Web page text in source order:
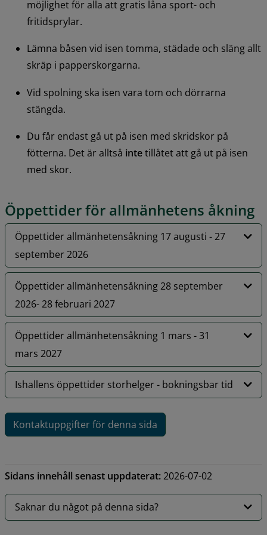
möjlighet för alla att gratis låna sport- och
fritidsprylar.
Lämna båsen vid isen tomma, städade och släng allt
skräp i papperskorgarna.
Vid spolning ska isen vara tom och dörrarna
stängda.
Du får endast gå ut på isen med skridskor på
fötterna. Det är alltså inte tillåtet att gå ut på isen
med skor.
Öppettider för allmänhetens åkning
Öppettider allmänhetensåkning 17 augusti - 27
september 2026
Öppettider allmänhetensåkning 28 september
2026- 28 februari 2027
Öppettider allmänhetensåkning 1 mars - 31
mars 2027
Ishallens öppettider storhelger - bokningsbar tid
Kontaktuppgifter för denna sida
Sidans innehåll senast uppdaterat:2026-07-02
Saknar du något på denna sida?